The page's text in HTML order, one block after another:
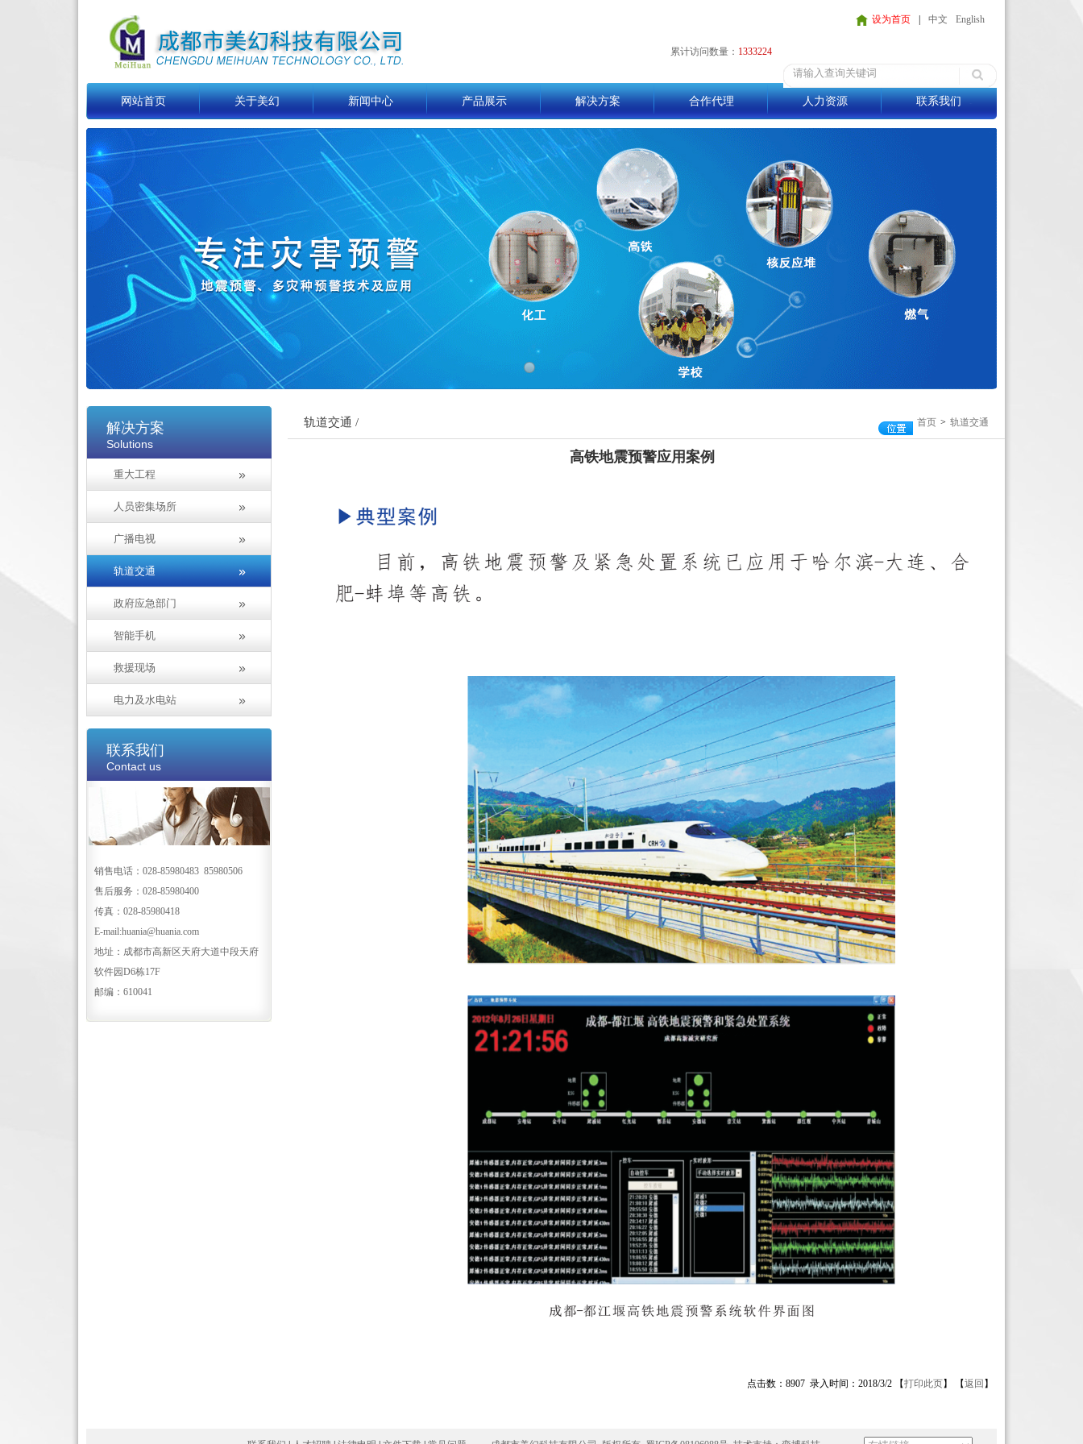
设为首页 中文 English
累计访问数量： 1333224
网站首页 关于美幻 新闻中心 产品展示 解决方案 合作代理 人力资源 联系我们
解决方案
Solutions
重大工程
人员密集场所
广播电视
轨道交通
政府应急部门
智能手机
救援现场
电力及水电站
联系我们
Contact us
销售电话：028-85980483 85980506
售后服务：028-85980400
传真：028-85980418
E-mail:huania@huania.com
地址：成都市高新区天府大道中段天府
软件园D6栋17F
邮编：610041
轨道交通 / 首页 > 轨道交通
高铁地震预警应用案例
点击数：8907 录入时间：2018/3/2 【打印此页】 【返回 】